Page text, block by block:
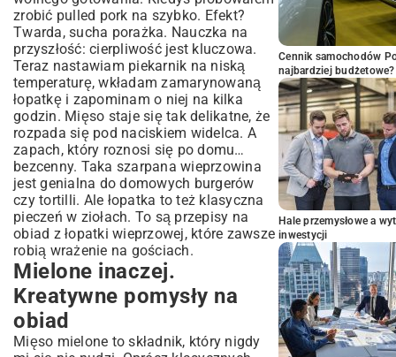
zrobić pulled pork na szybko. Efekt?
Twarda, sucha porażka. Nauczka na
przyszłość: cierpliwość jest kluczowa.
Teraz nastawiam piekarnik na niską
temperaturę, wkładam zamarynowaną
łopatkę i zapominam o niej na kilka
godzin. Mięso staje się tak delikatne, że
rozpada się pod naciskiem widelca. A
zapach, który roznosi się po domu…
bezcenny. Taka szarpana wieprzowina
jest genialna do domowych burgerów
czy tortilli. Ale łopatka to też klasyczna
pieczeń w ziołach. To są przepisy na
obiad z łopatki wieprzowej, które zawsze
robią wrażenie na gościach.
Mielone inaczej.
Kreatywne pomysły na
obiad
Mięso mielone to składnik, który nigdy
Cennik samochodów
najbardziej budżetowe?
Hale przemysłowe a
inwestycji